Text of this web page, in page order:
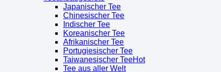
Japanischer Tee
Chinesischer Tee
Indischer Tee
Koreanischer Tee
Afrikanischer Tee
Portugiesischer Tee
Taiwanesischer Tee
Tee aus aller Welt